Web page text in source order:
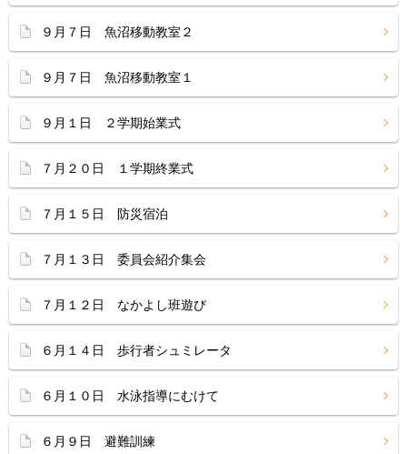
９月７日 魚沼移動教室２
９月７日 魚沼移動教室１
９月１日 ２学期始業式
７月２０日 １学期終業式
７月１５日 防災宿泊
７月１３日 委員会紹介集会
７月１２日 なかよし班遊び
６月１４日 歩行者シュミレータ
６月１０日 水泳指導にむけて
６月９日 避難訓練